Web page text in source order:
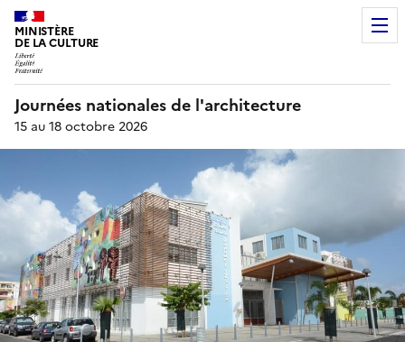
MINISTÈRE
DE LA CULTURE
Journées nationales de l'architecture
15 au 18 octobre 2026